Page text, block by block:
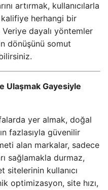
artırmak, kullanıcılarla
herhangi bir
Veriye dayalı yöntemler
dönüşünü somut
Ulaşmak Gayesiyle
yer almak, doğal
fazlasıyla güvenilir
alan markalar, sadece
sağlamakla durmaz,
kullanıcı
optimizasyon, site hızı,